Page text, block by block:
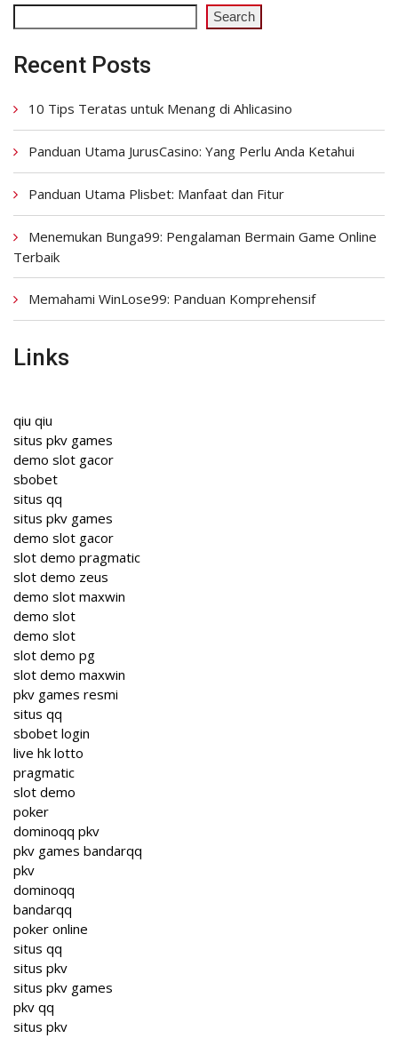
Search
Recent Posts
10 Tips Teratas untuk Menang di Ahlicasino
Panduan Utama JurusCasino: Yang Perlu Anda Ketahui
Panduan Utama Plisbet: Manfaat dan Fitur
Menemukan Bunga99: Pengalaman Bermain Game Online
Terbaik
Memahami WinLose99: Panduan Komprehensif
Links
qiu qiu
situs pkv games
demo slot gacor
sbobet
situs qq
situs pkv games
demo slot gacor
slot demo pragmatic
slot demo zeus
demo slot maxwin
demo slot
demo slot
slot demo pg
slot demo maxwin
pkv games resmi
situs qq
sbobet login
live hk lotto
pragmatic
slot demo
poker
dominoqq pkv
pkv games bandarqq
pkv
dominoqq
bandarqq
poker online
situs qq
situs pkv
situs pkv games
pkv qq
situs pkv